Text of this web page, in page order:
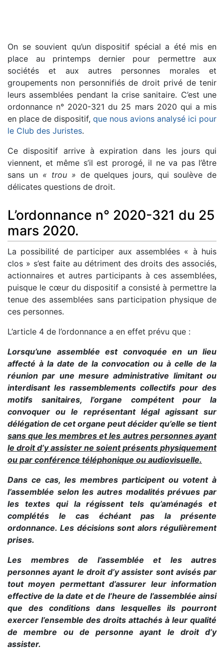
On se souvient qu’un dispositif spécial a été mis en
place au printemps dernier pour permettre aux
sociétés et aux autres personnes morales et
groupements non personnifiés de droit privé de tenir
leurs assemblées pendant la crise sanitaire. C’est une
ordonnance n° 2020-321 du 25 mars 2020 qui a mis
en place de dispositif, que nous avions analysé ici pour
le Club des Juristes.
Ce dispositif arrive à expiration dans les jours qui
viennent, et même s’il est prorogé, il ne va pas l’être
sans un « trou » de quelques jours, qui soulève de
délicates questions de droit.
L’ordonnance n° 2020-321 du 25
mars 2020.
La possibilité de participer aux assemblées « à huis
clos » s’est faite au détriment des droits des associés,
actionnaires et autres participants à ces assemblées,
puisque le cœur du dispositif a consisté à permettre la
tenue des assemblées sans participation physique de
ces personnes.
L’article 4 de l’ordonnance a en effet prévu que :
Lorsqu’une assemblée est convoquée en un lieu
affecté à la date de la convocation ou à celle de la
réunion par une mesure administrative limitant ou
interdisant les rassemblements collectifs pour des
motifs sanitaires, l’organe compétent pour la
convoquer ou le représentant légal agissant sur
délégation de cet organe peut décider qu’elle se tient
sans que les membres et les autres personnes ayant
le droit d’y assister ne soient présents physiquement
ou par conférence téléphonique ou audiovisuelle.
Dans ce cas, les membres participent ou votent à
l’assemblée selon les autres modalités prévues par
les textes qui la régissent tels qu’aménagés et
complétés le cas échéant pas la présente
ordonnance. Les décisions sont alors régulièrement
prises.
Les membres de l’assemblée et les autres
personnes ayant le droit d’y assister sont avisés par
tout moyen permettant d’assurer leur information
effective de la date et de l’heure de l’assemblée ainsi
que des conditions dans lesquelles ils pourront
exercer l’ensemble des droits attachés à leur qualité
de membre ou de personne ayant le droit d’y
assister.